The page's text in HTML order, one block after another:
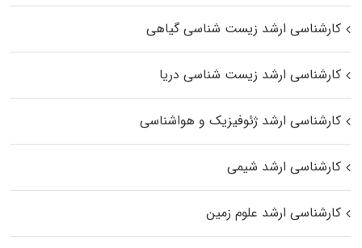
کارشناسی ارشد زیست‌ شناسی گیاهی
کارشناسی ارشد زیست‌ شناسی دریا
کارشناسی ارشد ژئوفیزیک و هواشناسی
کارشناسی ارشد شیمی
کارشناسی ارشد علوم زمین